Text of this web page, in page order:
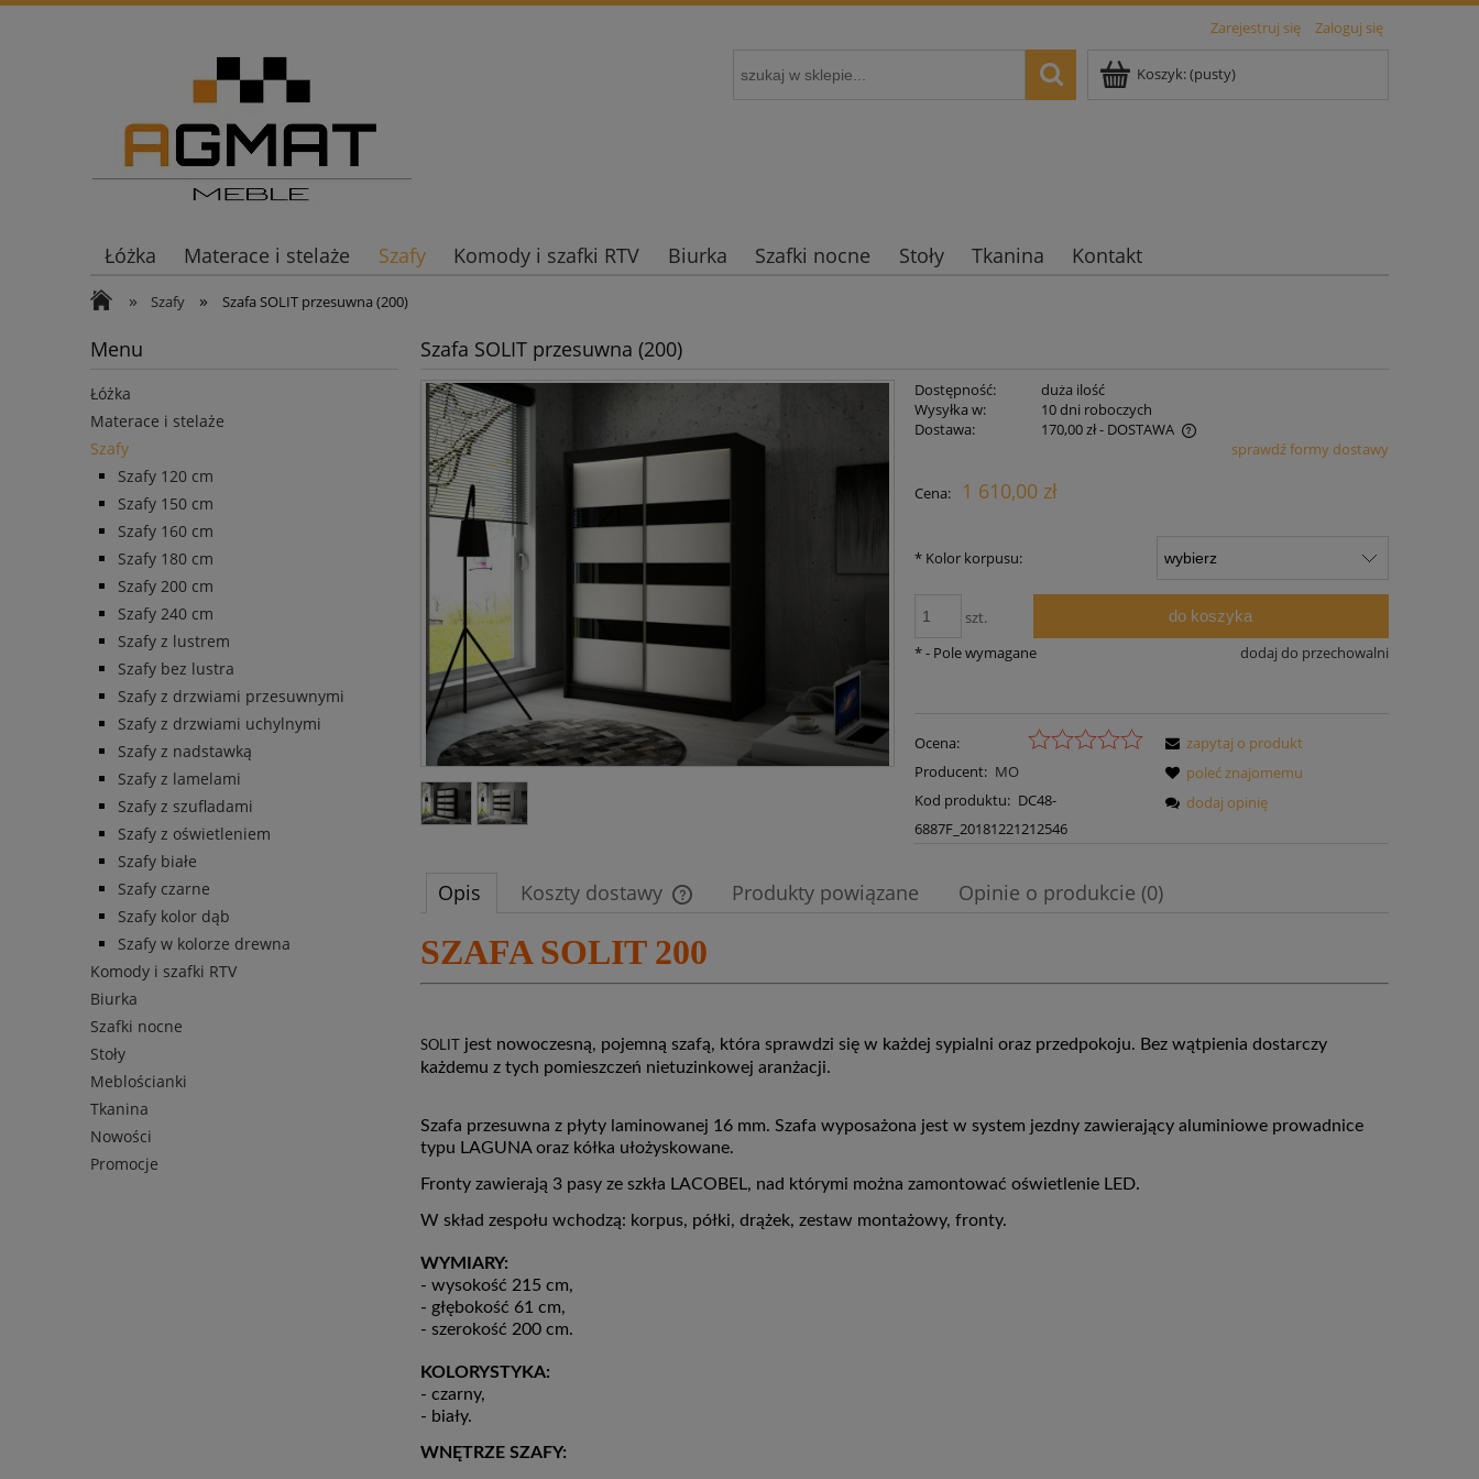
Zarejestruj się Zaloguj się
Koszyk:(pusty)
Łóżka Materace i stelaże Szafy Komody i szafki RTV Biurka Szafki nocne Stoły Tkanina Kontakt
» Szafy » Szafa SOLIT przesuwna (200)
Menu
Łóżka
Materace i stelaże
Szafy
Szafy 120 cm
Szafy 150 cm
Szafy 160 cm
Szafy 180 cm
Szafy 200 cm
Szafy 240 cm
Szafy z lustrem
Szafy bez lustra
Szafy z drzwiami przesuwnymi
Szafy z drzwiami uchylnymi
Szafy z nadstawką
Szafy z lamelami
Szafy z szufladami
Szafy z oświetleniem
Szafy białe
Szafy czarne
Szafy kolor dąb
Szafy w kolorze drewna
Komody i szafki RTV
Biurka
Szafki nocne
Stoły
Meblościanki
Tkanina
Nowości
Promocje
Szafa SOLIT przesuwna (200)
Dostępność:
duża ilość
Wysyłka w:
10 dni roboczych
Dostawa:
170,00 zł- DOSTAWA
płatności
sprawdź formy dostawy
Cena: 1 610,00 zł
* Kolor korpusu:
szt. do koszyka
dodaj do przechowalni
*- Pole wymagane
Ocena:
Producent: MO
Kod produktu: DC48-
6887F_20181221212546
zapytaj o produkt
poleć znajomemu
dodaj opinię
Opis Koszty dostawy
Cena nie zawiera ewentualnych kosztów
Produkty powiązane Opinie o produkcie (0)
SZAFA SOLIT 200
SOLIT
jest nowoczesną, pojemną szafą, która sprawdzi się w każdej sypialni oraz przedpokoju. Bez wątpienia dostarczy
każdemu z tych pomieszczeń nietuzinkowej aranżacji.
Szafa przesuwna z płyty laminowanej 16 mm. Szafa wyposażona jest w system jezdny zawierający aluminiowe prowadnice
typu LAGUNA oraz kółka ułożyskowane.
Fronty zawierają 3 pasy ze szkła LACOBEL, nad którymi można zamontować oświetlenie LED.
W skład zespołu wchodzą: korpus, półki, drążek, zestaw montażowy, fronty.
WYMIARY:
- wysokość 215 cm,
- głębokość 61 cm,
- szerokość 200 cm.
KOLORYSTYKA:
- czarny,
- biały.
WNĘTRZE SZAFY: